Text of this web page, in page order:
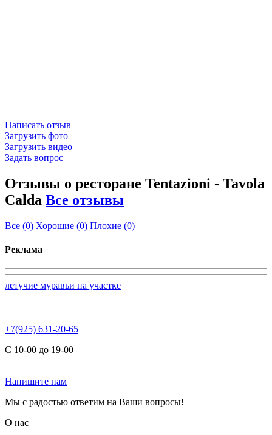
Написать отзыв
Загрузить фото
Загрузить видео
Задать вопрос
Отзывы о ресторане Tentazioni - Tavola
Calda Все отзывы
Все (0) Хорошие (0) Плохие (0)
Реклама
летучие муравьи на участке
+7(925) 631-20-65
С 10-00 до 19-00
Напишите нам
Мы с радостью ответим на Ваши вопросы!
О нас